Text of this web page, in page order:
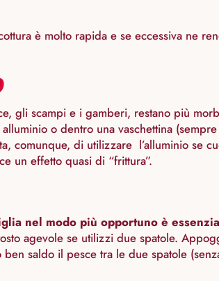
è molto rapida e se eccessiva ne
gli scampi e i gamberi, restano più
o dentro una vaschettina
comunque, di utilizzare l’alluminio se
un effetto quasi di “frittura”.
nel modo più opportuno è
agevole se utilizzi due spatole.
saldo il pesce tra le due spatole